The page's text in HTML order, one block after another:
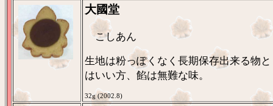
大國堂
こしあん
生地は粉っぽくなく長期保存出来る物
はいい方、餡は無難な味。
32g (2002.8)